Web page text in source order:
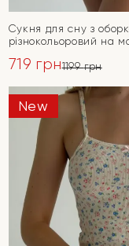
Сукня для сну з
різнокольоровий на
1199грн
ціна:
1199 грн.
719 грн
ціна:
719 грн.
New